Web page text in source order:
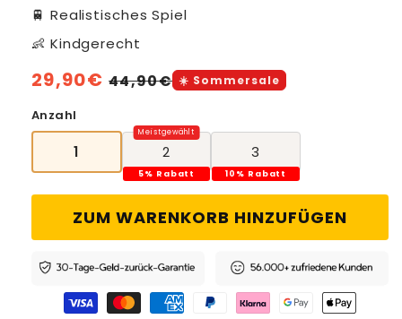
🚆 Realistisches Spiel
👶 Kindgerecht
Normaler
Preis
29,90€ Verkaufspreis
44,90€ ☀️ Sommersale
Anzahl
1 2
5% Rabatt
3
10% Rabatt
ZUM WARENKORB HINZUFÜGEN